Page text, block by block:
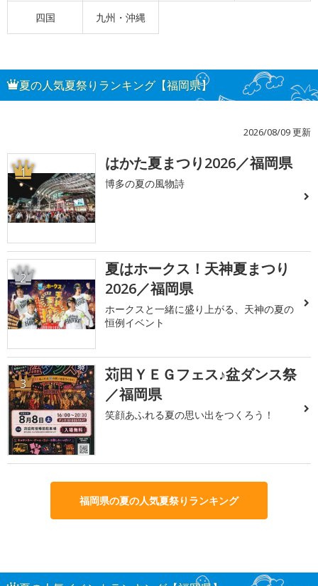
四国 九州・沖縄
夏の人気夏祭りランキング【福岡県】
2026/08/09 更新
1 はかた夏まつり2026／福岡県
博多の夏の風物詩
2
夏はホークス！天神夏まつり
2026／福岡県
ホークスと一緒に盛り上がる、天神の夏の
恒例イベント
3
苅田ＹＥＧフェス♪盆ダンス祭
／福岡県
笑顔あふれる夏の思い出をつくろう！
福岡県の夏の人気夏祭りランキング